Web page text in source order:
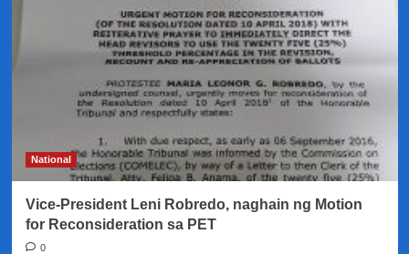
Bongbong
Marcos,
ipinababasura
apela
ni
VP
Robredo
na
ikonsidera
valid
votes
National
Vice-President Leni Robredo, naghain ng Motion
for Reconsideration sa PET
0